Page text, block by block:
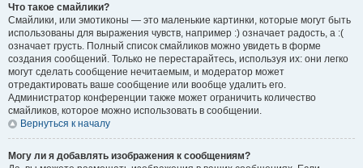
Что такое смайлики?
Смайлики, или эмотиконы — это маленькие картинки, которые могут быть
использованы для выражения чувств, например :) означает радость, а :(
означает грусть. Полный список смайликов можно увидеть в форме
создания сообщений. Только не перестарайтесь, используя их: они легко
могут сделать сообщение нечитаемым, и модератор может
отредактировать ваше сообщение или вообще удалить его.
Администратор конференции также может ограничить количество
смайликов, которое можно использовать в сообщении.
Вернуться к началу
Могу ли я добавлять изображения к сообщениям?